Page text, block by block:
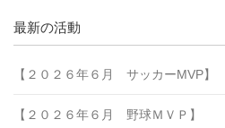
最新の活動
【２０２６年６月 サッカーMVP】
【２０２６年６月 野球ＭＶＰ】